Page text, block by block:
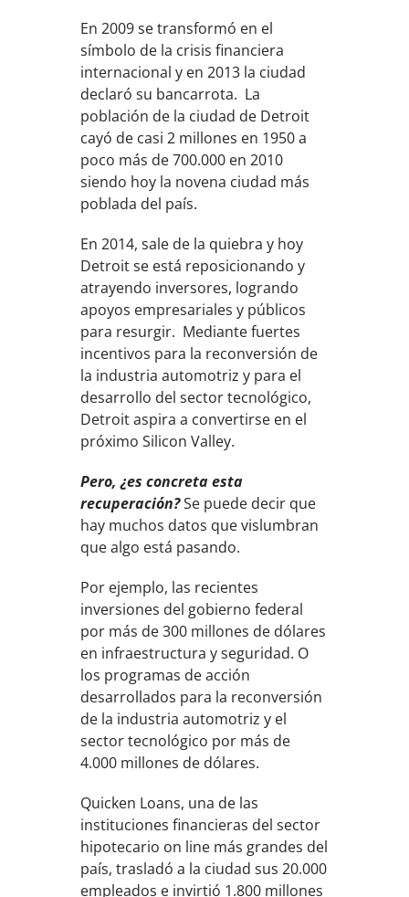
En 2009 se transformó en el
símbolo de la crisis financiera
internacional y en 2013 la ciudad
declaró su bancarrota. La
población de la ciudad de Detroit
cayó de casi 2 millones en 1950 a
poco más de 700.000 en 2010
siendo hoy la novena ciudad más
poblada del país.
En 2014, sale de la quiebra y hoy
Detroit se está reposicionando y
atrayendo inversores, logrando
apoyos empresariales y públicos
para resurgir. Mediante fuertes
incentivos para la reconversión de
la industria automotriz y para el
desarrollo del sector tecnológico,
Detroit aspira a convertirse en el
próximo Silicon Valley.
Pero, ¿es concreta esta
recuperación?Se puede decir que
hay muchos datos que vislumbran
que algo está pasando.
Por ejemplo, las recientes
inversiones del gobierno federal
por más de 300 millones de dólares
en infraestructura y seguridad. O
los programas de acción
desarrollados para la reconversión
de la industria automotriz y el
sector tecnológico por más de
4.000 millones de dólares.
Quicken Loans, una de las
instituciones financieras del sector
hipotecario on line más grandes del
país, trasladó a la ciudad sus 20.000
empleados e invirtió 1.800 millones